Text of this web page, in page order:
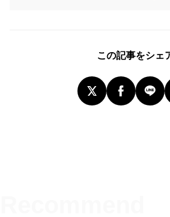
この記事をシェ